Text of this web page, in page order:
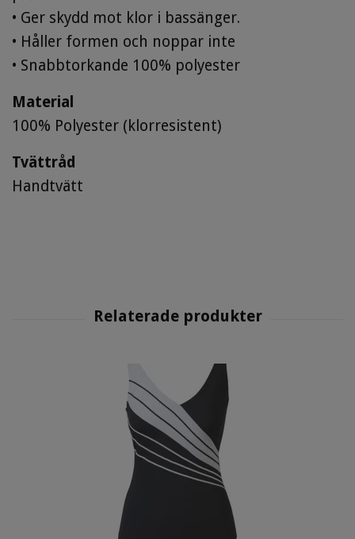
• Ger skydd mot klor i bassänger.
• Håller formen och noppar inte
• Snabbtorkande 100% polyester
Material
100% Polyester (klorresistent)
Tvättråd
Handtvätt